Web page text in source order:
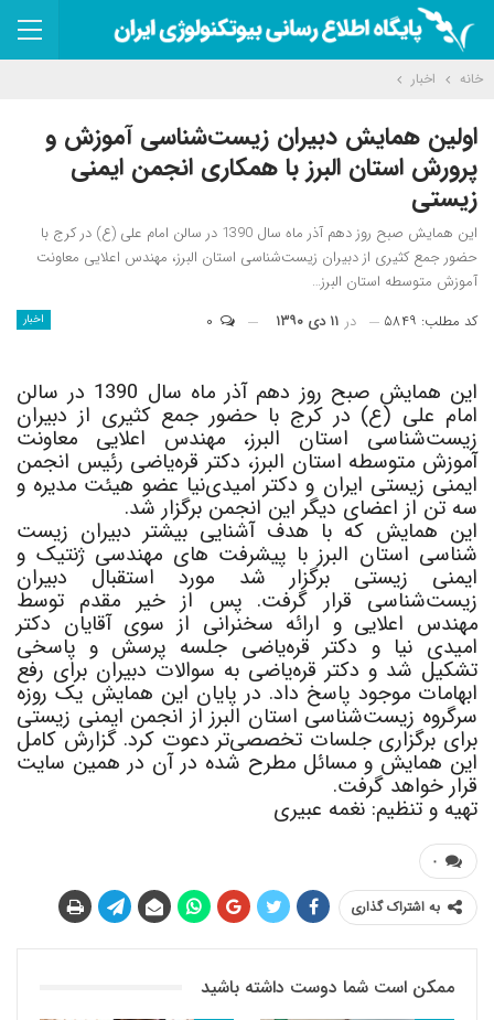
خانه اخبار
اولین همایش دبیران زیست‌شناسی آموزش و
پرورش استان البرز با همکاری انجمن ایمنی
زیستی
این همایش صبح روز دهم آذر ماه سال 1390 در سالن امام علی (ع) در کرج با
حضور جمع کثیری از دبیران زیست‌شناسی استان البرز، مهندس اعلایی معاونت
آموزش متوسطه استان البرز…
اخبار کد مطلب: ۵۸۴۹ در ۱۱ دی ۱۳۹۰
این همایش صبح روز دهم آذر ماه سال 1390 در سالن
امام علی (ع) در کرج با حضور جمع کثیری از دبیران
زیست‌شناسی استان البرز، مهندس اعلایی معاونت
آموزش متوسطه استان البرز، دکتر قره‌یاضی رئیس انجمن
ایمنی زیستی ایران و دکتر امیدی‌نیا عضو هیئت مدیره و
سه تن از اعضای دیگر این انجمن برگزار شد.
این همایش که با هدف آشنایی بیشتر دبیران زیست
شناسی استان البرز با پیشرفت های مهندسی ژنتیک و
ایمنی زیستی برگزار شد مورد استقبال دبیران
زیست‌شناسی قرار گرفت. پس از خیر مقدم توسط
مهندس اعلایی و ارائه سخنرانی از سوی آقایان دکتر
امیدی نیا و دکتر قره‌یاضی جلسه پرسش و پاسخی
تشکیل شد و دکتر قره‌یاضی به سوالات دبیران برای رفع
ابهامات موجود پاسخ داد. در پایان این همایش یک روزه
سرگروه زیست‌شناسی استان البرز از انجمن ایمنی زیستی
برای برگزاری جلسات تخصصی‌تر دعوت کرد. گزارش کامل
این همایش و مسائل مطرح شده در آن در همین سایت
قرار خواهد گرفت.
تهیه و تنظیم: نغمه عبیری
۰
به اشتراک گذاری
ممکن است شما دوست داشته باشید